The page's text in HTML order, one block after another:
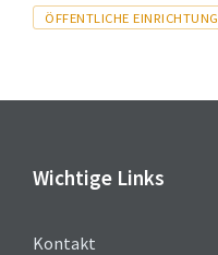
Tags
ÖFFENTLICHE EINRICHTUNG
Wichtige Links
Kontakt